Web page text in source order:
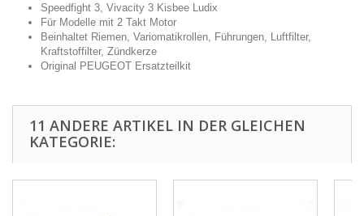
Speedfight 3, Vivacity 3 Kisbee Ludix
Für Modelle mit 2 Takt Motor
Beinhaltet Riemen, Variomatikrollen, Führungen, Luftfilter,
Kraftstoffilter, Zündkerze
Original PEUGEOT Ersatzteilkit
11 ANDERE ARTIKEL IN DER GLEICHEN
KATEGORIE: